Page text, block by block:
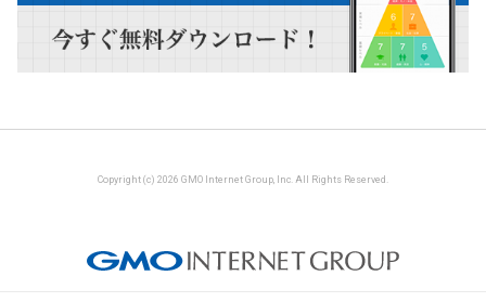
Copyright (c) 2026 GMO Internet Group, Inc. All Rights Reserved.